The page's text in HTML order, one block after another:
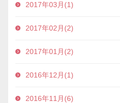
2017年03月(1)
2017年02月(2)
2017年01月(2)
2016年12月(1)
2016年11月(6)